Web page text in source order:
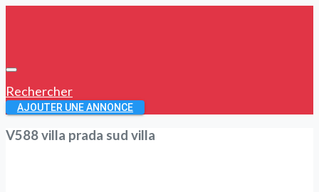
Rechercher
AJOUTER UNE ANNONCE
V588 villa prada sud villa